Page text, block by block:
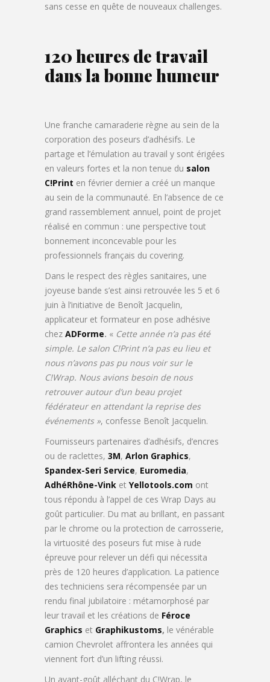
sans cesse en quête de nouveaux challenges.
120 heures de travail
dans la bonne humeur
Une franche camaraderie règne au sein de la
corporation des poseurs d’adhésifs. Le
partage et l’émulation au travail y sont érigées
en valeurs fortes et la non tenue du salon
C!Print en février dernier a créé un manque
au sein de la communauté. En l’absence de ce
grand rassemblement annuel, point de projet
réalisé en commun : une perspective tout
bonnement inconcevable pour les
professionnels français du covering.
Dans le respect des règles sanitaires, une
joyeuse bande s’est ainsi retrouvée les 5 et 6
juin à l’initiative de Benoît Jacquelin,
applicateur et formateur en pose adhésive
chez ADForme. « Cette année n’a pas été
simple. Le salon C!Print n’a pas eu lieu et
nous n’avons pas pu nous voir sur le
C!Wrap. Nous avions besoin de nous
retrouver autour d’un beau projet
fédérateur en attendant la reprise des
événements », confesse Benoît Jacquelin.
Fournisseurs partenaires d’adhésifs, d’encres
ou de raclettes, 3M, Arlon Graphics,
Spandex-Seri Service, Euromedia,
AdhéRhône-Vink et Yellotools.com ont
tous répondu à l’appel de ces Wrap Days au
goût particulier. Du mat au brillant, en passant
par le chrome ou la protection de carrosserie,
la virtuosité des poseurs fut mise à rude
épreuve pour relever un défi qui nécessita
près de 120 heures d’application. La patience
des techniciens sera récompensée par un
rendu final jubilatoire : métamorphosé par
leur travail et les créations de Féroce
Graphics et Graphikustoms, le vénérable
camion Chevrolet affrontera les années qui
viennent fort d’un lifting réussi.
Un avant-goût alléchant du C!Wrap, le